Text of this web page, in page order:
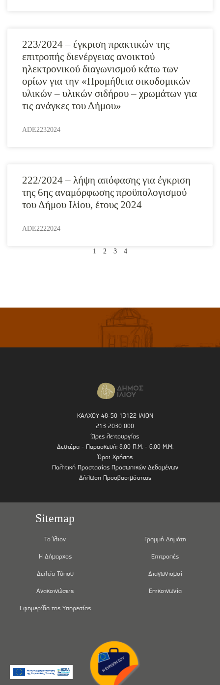
223/2024 – έγκριση πρακτικών της
επιτροπής διενέργειας ανοικτού
ηλεκτρονικού διαγωνισμού κάτω των
ορίων για την «Προμήθεια οικοδομικών
υλικών – υλικών σιδήρου – χρωμάτων για
τις ανάγκες του Δήμου»
ADE2232024
222/2024 – λήψη απόφασης για έγκριση
της 6ης αναμόρφωσης προϋπολογισμού
του Δήμου Ιλίου, έτους 2024
ADE2222024
1 2 3 4
ΚΑΛΧΟΥ 48-50 13122 ΙΛΙΟΝ
213 2030 000
Ώρες λειτουργίας
Δευτέρα - Παρασκευή: 8.00 Π.Μ. - 6.00 Μ.Μ.
Όροι Χρήσης
Πολιτική Προστασίας Προσωπικών Δεδομένων
Δήλωση Προσβασιμότητας
Sitemap
Το Ίλιον
Η Δήμαρχος
Δελτία Τύπου
Ανακοινώσεις
Εφημερίδα της Υπηρεσίας
Γραμμή Δημότη
Επιτροπές
Διαγωνισμοί
Επικοινωνία